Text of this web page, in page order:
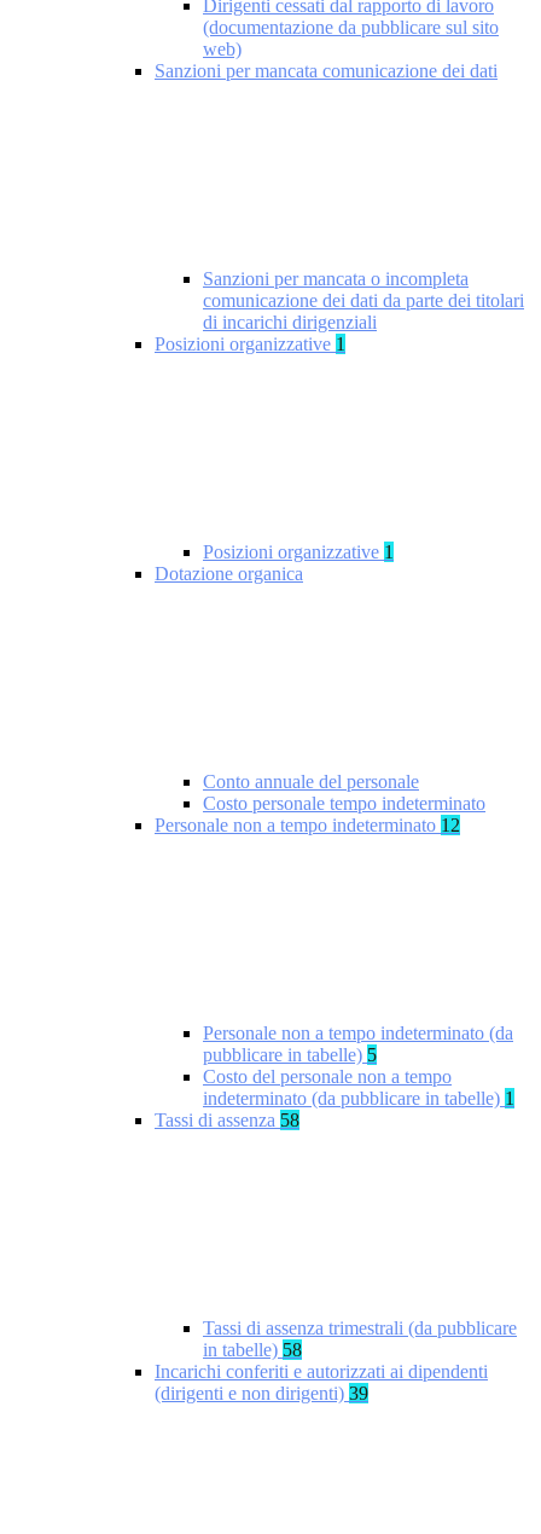
Dirigenti cessati dal rapporto di lavoro
(documentazione da pubblicare sul sito
web)
Sanzioni per mancata comunicazione dei dati
Sanzioni per mancata o incompleta
comunicazione dei dati da parte dei titolari
di incarichi dirigenziali
Posizioni organizzative 1
Posizioni organizzative 1
Dotazione organica
Conto annuale del personale
Costo personale tempo indeterminato
Personale non a tempo indeterminato 12
Personale non a tempo indeterminato (da
pubblicare in tabelle) 5
Costo del personale non a tempo
indeterminato (da pubblicare in tabelle) 1
Tassi di assenza 58
Tassi di assenza trimestrali (da pubblicare
in tabelle) 58
Incarichi conferiti e autorizzati ai dipendenti
(dirigenti e non dirigenti) 39